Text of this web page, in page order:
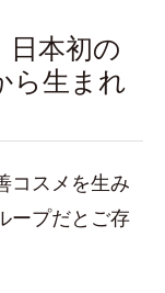
日本初の
ら生まれ
コスメを生み
ープだとご存